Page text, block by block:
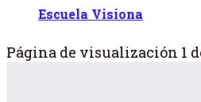
Escuela Visiona
Página de visualización 1